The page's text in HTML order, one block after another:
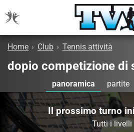
Home › Club › Tennis attività
dopio competizione di
panoramica partite
Il prossimo turno
Tutti i livelli